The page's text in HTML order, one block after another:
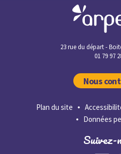
23 rue du départ -
01 79 97
Nous
Plan du site
Données
Suivez-